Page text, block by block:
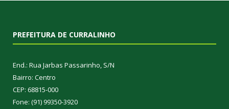
PREFEITURA DE CURRALINHO
End.: Rua Jarbas Passarinho, S/N
Bairro: Centro
CEP: 68815-000
Fone: (91) 99350-3920